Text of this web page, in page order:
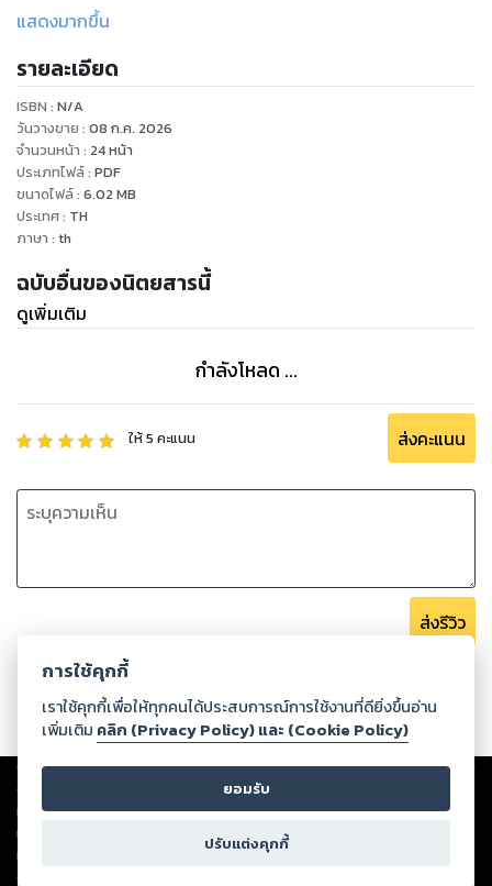
ความนิยมสูงสุดในประเทศ
นำเสนอข่าวสารที่เกี่ยวข้องกับตลาดการเงินและตลาดทุนมานาน
แสดงมากขึ้น
รายละเอียด
ISBN : N/A
วันวางขาย : 08 ก.ค. 2026
จำนวนหน้า : 24หน้า
ประเภทไฟล์: PDF
ขนาดไฟล์: 6.02 MB
ประเทศ: TH
ภาษา : th
ฉบับอื่นของนิตยสารนี้
ดูเพิ่มเติม
กำลังโหลด ...
ให้5 คะแนน ส่งคะแนน
ส่งรีวิว
Copyright ©2026Storylog Co., Ltd. - สตอรี่ล็อกขอสงวนสิทธิ์ไม่รับผิดชอบ
ต่อผลงานหรือเนื้อหาใดที่อัปโหลดผ่านเว็บไซต์และปรากฏว่าละเมิดสิทธิใน
ทรัพย์สินทางปัญญาของบุคคลอื่นหรือขัดต่อกฎหมายและศีลธรรม ดังนั้น ผู้อ่าน
ทุกท่านโปรดใช้วิจารณญาณในการกลั่นกรองด้วยตนเอง และหากท่านพบว่าส่วน
หนึ่งส่วนใดขัดต่อกฎหมายและศีลธรรม กรุณาแจ้งมายังบริษัท เพื่อทีมงานจะได้
ดำเนินการในทันที ทั้งนี้ ทางสตอรี่ล็อกขอสงวนลิขสิทธิ์ตามพระราชบัญญัติ
การใช้คุกกี้
เราใช้คุกกี้เพื่อให้ทุกคนได้ประสบการณ์การใช้งานที่ดียิ่งขึ้นอ่าน
เพิ่มเติม คลิก (Privacy Policy) และ (Cookie Policy)
ยอมรับ
ปรับแต่งคุกกี้